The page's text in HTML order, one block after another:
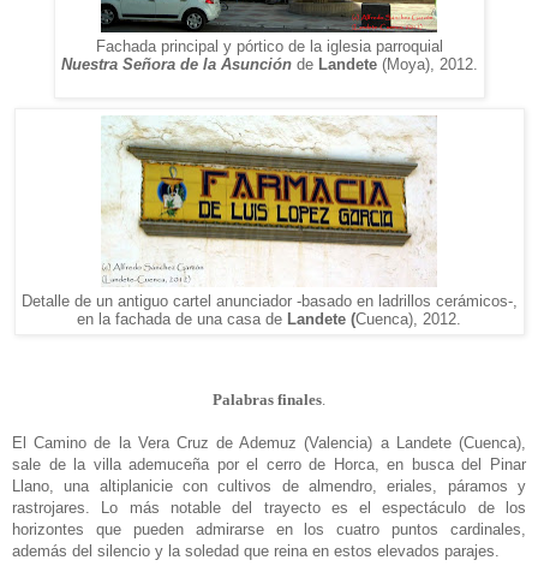
Fachada principal y pórtico de la iglesia parroquial
Nuestra Señora de la Asunciónde Landete (Moya), 2012.
Detalle de un antiguo cartel anunciador -basado en ladrillos cerámicos-,
en la fachada de una casa de Landete (Cuenca), 2012.
Palabras finales.
El Camino de la Vera Cruz de Ademuz (Valencia) a Landete (Cuenca),
sale de la villa ademuceña por el cerro de Horca, en busca del Pinar
Llano, una altiplanicie con cultivos de almendro, eriales, páramos y
rastrojares. Lo más notable del trayecto es el espectáculo de los
horizontes que pueden admirarse en los cuatro puntos cardinales,
además del silencio y la soledad que reina en estos elevados parajes.